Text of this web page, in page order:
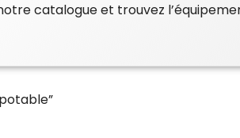
catalogue et trouvez